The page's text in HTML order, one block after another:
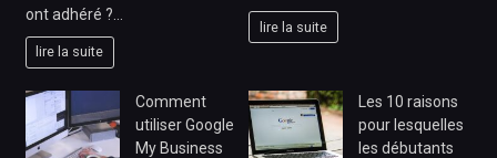
ont adhéré ?…
lire la suite
lire la suite
Comment
utiliser Google
My Business
Les 10 raisons
pour lesquelles
les débutants